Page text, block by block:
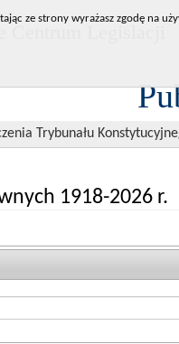
Trybunału
1918-2026 r.
ze strony wyrażasz zgodę na